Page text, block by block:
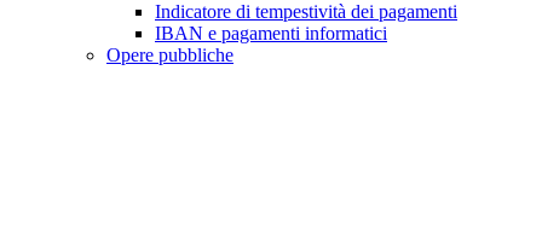
Indicatore di tempestività dei pagamenti
IBAN e pagamenti informatici
Opere pubbliche